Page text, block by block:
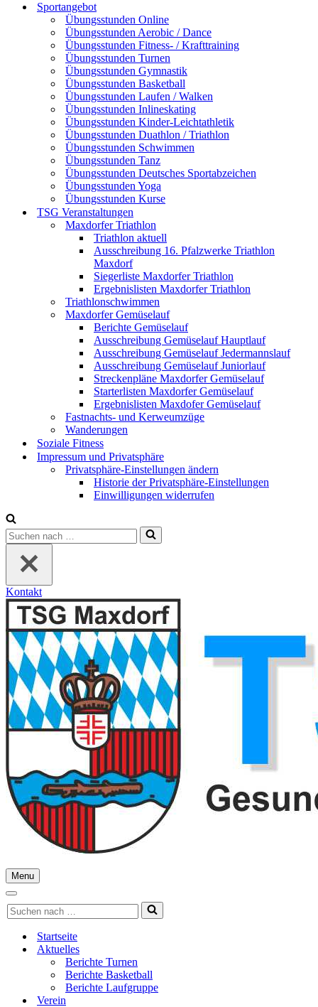
Sportangebot
Übungsstunden Online
Übungsstunden Aerobic / Dance
Übungsstunden Fitness- / Krafttraining
Übungsstunden Turnen
Übungsstunden Gymnastik
Übungsstunden Basketball
Übungsstunden Laufen / Walken
Übungsstunden Inlineskating
Übungsstunden Kinder-Leichtathletik
Übungsstunden Duathlon / Triathlon
Übungsstunden Schwimmen
Übungsstunden Tanz
Übungsstunden Deutsches Sportabzeichen
Übungsstunden Yoga
Übungsstunden Kurse
TSG Veranstaltungen
Maxdorfer Triathlon
Triathlon aktuell
Ausschreibung 16. Pfalzwerke Triathlon
Maxdorf
Siegerliste Maxdorfer Triathlon
Ergebnislisten Maxdorfer Triathlon
Triathlonschwimmen
Maxdorfer Gemüselauf
Berichte Gemüselauf
Ausschreibung Gemüselauf Hauptlauf
Ausschreibung Gemüselauf Jedermannslauf
Ausschreibung Gemüselauf Juniorlauf
Streckenpläne Maxdorfer Gemüselauf
Starterlisten Maxdorfer Gemüselauf
Ergebnislisten Maxdofer Gemüselauf
Fastnachts- und Kerweumzüge
Wanderungen
Soziale Fitness
Impressum und Privatsphäre
Privatsphäre-Einstellungen ändern
Historie der Privatsphäre-Einstellungen
Einwilligungen widerrufen
Suchen
nach …
Kontakt
Menu
Navigationsmenü
Navigationsmenü
Suchen
nach …
Startseite
Aktuelles
Berichte Turnen
Berichte Basketball
Berichte Laufgruppe
Verein